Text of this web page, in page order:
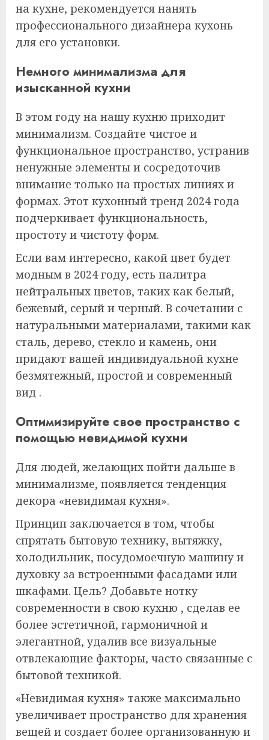
на кухне, рекомендуется нанять
профессионального дизайнера кухонь
для его установки.
Немного минимализма для
изысканной кухни
В этом году на нашу кухню приходит
минимализм. Создайте чистое и
функциональное пространство, устранив
ненужные элементы и сосредоточив
внимание только на простых линиях и
формах. Этот кухонный тренд 2024 года
подчеркивает функциональность,
простоту и чистоту форм.
Если вам интересно, какой цвет будет
модным в 2024 году, есть палитра
нейтральных цветов, таких как белый,
бежевый, серый и черный. В сочетании с
натуральными материалами, такими как
сталь, дерево, стекло и камень, они
придают вашей индивидуальной кухне
безмятежный, простой и современный
вид .
Оптимизируйте свое пространство с
помощью невидимой кухни
Для людей, желающих пойти дальше в
минимализме, появляется тенденция
декора «невидимая кухня».
Принцип заключается в том, чтобы
спрятать бытовую технику, вытяжку,
холодильник, посудомоечную машину и
духовку за встроенными фасадами или
шкафами. Цель? Добавьте нотку
современности в свою кухню , сделав ее
более эстетичной, гармоничной и
элегантной, удалив все визуальные
отвлекающие факторы, часто связанные с
бытовой техникой.
«Невидимая кухня» также максимально
увеличивает пространство для хранения
вещей и создает более организованную и